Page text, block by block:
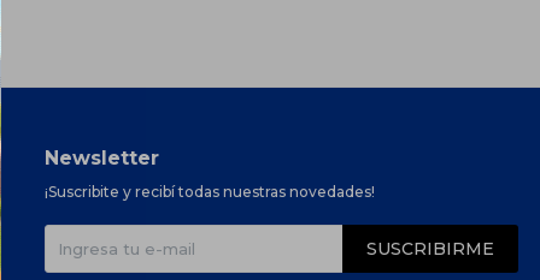
Newsletter
¡Suscribite y recibí todas nuestras novedades!
SUSCRIBIRME